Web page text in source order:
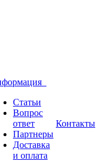
Статьи
Вопрос
ответ
Партнеры
Доставка
и оплата
Контакты